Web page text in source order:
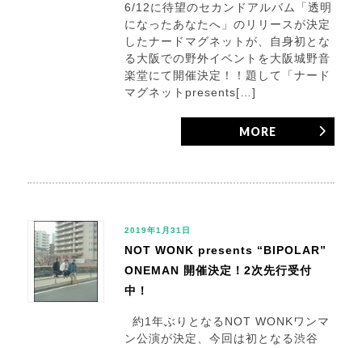
6/12に待望のセカンドアルバム「透明
になったあなたへ」のリリースが決定
したナードマグネットが、自身初とな
る大阪での野外イベントを大阪城野音
楽堂にて開催決定！！題して「ナード
マグネットpresents[…]
MORE
2019年1月31日
NOT WONK presents “BIPOLAR”
ONEMAN 開催決定！2次先行受付
中！
約1年ぶりとなるNOT WONKワンマ
ン公演が決定、今回は初となる渋谷